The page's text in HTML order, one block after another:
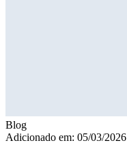
Blog
Adicionado em: 05/03/2026